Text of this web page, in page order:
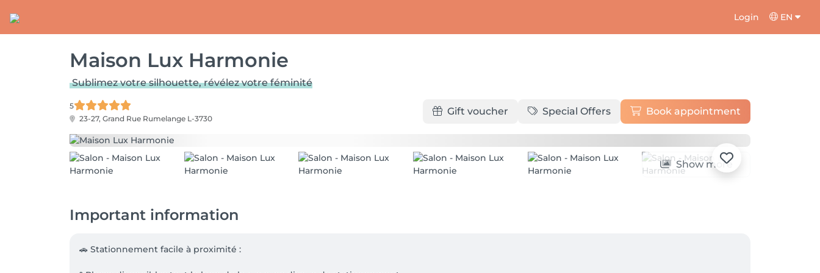
Login EN
Maison Lux Harmonie
Sublimez votre silhouette, révélez votre féminité
5
23-27, Grand Rue Rumelange L-3730
Gift voucher Special Offers Book appointment
Show more
Important information
🚗 Stationnement facile à proximité :